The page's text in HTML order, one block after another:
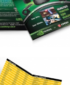
VR Sanal Dünya Broşür Tasarımı
Broşür